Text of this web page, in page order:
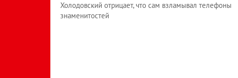
Холодовский отрицает, что сам взламывал телефоны
знаменитостей